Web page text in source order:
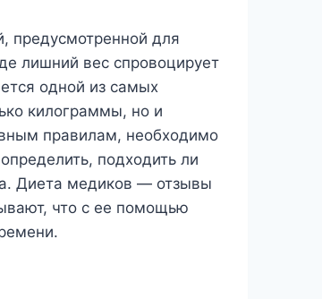
предусмотренной для
лишний вес спровоцирует
одной из самых
килограммы, но и
правилам, необходимо
подходить ли
Диета медиков — отзывы
что с ее помощью